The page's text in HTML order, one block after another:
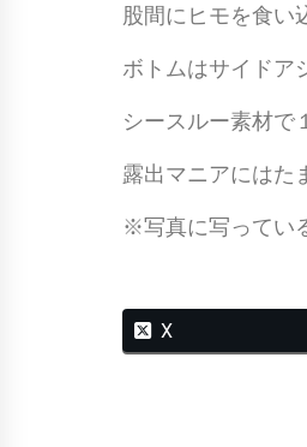
股間にヒモを食い
ボトムはサイドア
シースルー素材で
露出マニアにはた
※写真に写ってい
X